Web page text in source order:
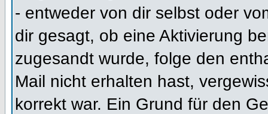
- entweder von dir selbst oder
dir gesagt, ob eine Aktivierung
zugesandt wurde, folge den
Mail nicht erhalten hast,
korrekt war. Ein Grund für den